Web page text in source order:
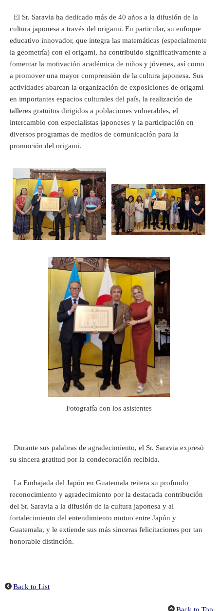
El Sr. Saravia ha dedicado más de 40 años a la difusión de la
cultura japonesa a través del origami. En particular, su enfoque
educativo innovador, que integra las matemáticas (especialmente
la geometría) con el origami, ha contribuido significativamente a
fomentar la motivación académica de niños y jóvenes, así como
a promover una mayor comprensión de la cultura japonesa. Sus
actividades abarcan la organización de exposiciones de origami
en importantes espacios culturales del país, la realización de
talleres gratuitos dirigidos a poblaciones vulnerables, el
intercambio con especialistas japoneses y la participación en
diversos programas de medios de comunicación para la
promoción del origami.
Fotografía con los asistentes
Durante sus palabras de agradecimiento, el Sr. Saravia expresó
su sincera gratitud por la condecoración recibida.
La Embajada del Japón en Guatemala reitera su profundo
reconocimiento y agradecimiento por la destacada contribución
del Sr. Saravia a la difusión de la cultura japonesa y al
fortalecimiento del entendimiento mutuo entre Japón y
Guatemala, y le extiende sus más sinceras felicitaciones por tan
honorable distinción.
Back to List